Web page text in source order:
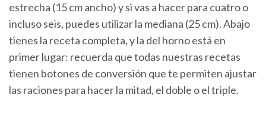
estrecha (15 cm ancho) y si vas a hacer para cuatro o
incluso seis, puedes utilizar la mediana (25 cm). Abajo
tienes la receta completa, y la del horno está en
primer lugar: recuerda que todas nuestras recetas
tienen botones de conversión que te permiten ajustar
las raciones para hacer la mitad, el doble o el triple.